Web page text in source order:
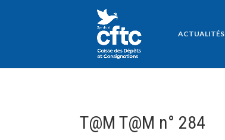
ACTUALITÉS
T@M T@M n° 284